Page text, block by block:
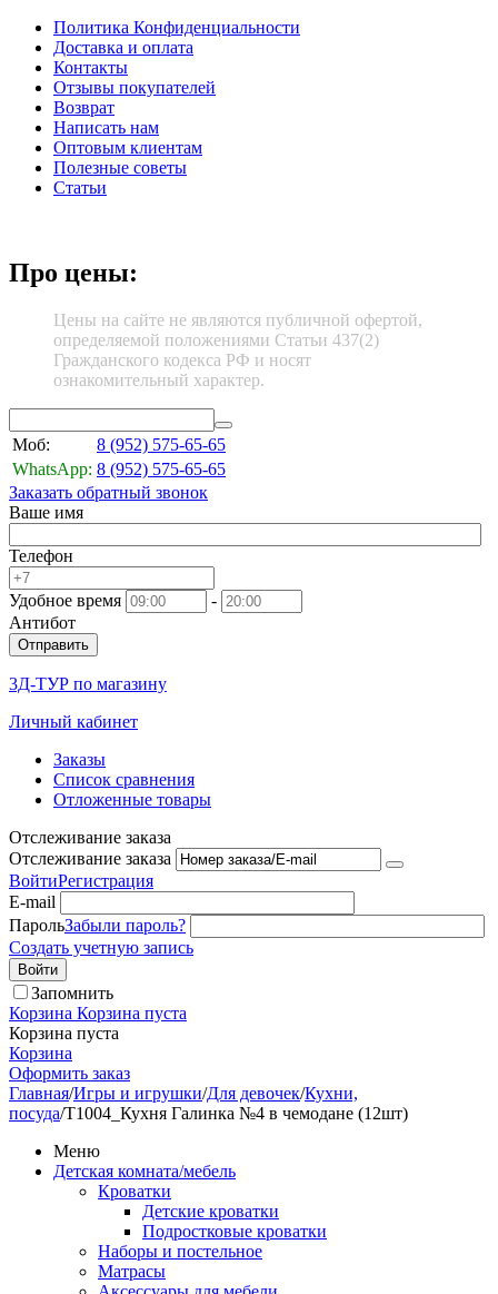
Политика Конфиденциальности
Доставка и оплата
Контакты
Отзывы покупателей
Возврат
Написать нам
Оптовым клиентам
Полезные советы
Статьи
Про цены:
Цены на сайте не являются публичной офертой,
определяемой положениями Статьи 437(2)
Гражданского кодекса РФ и носят
ознакомительный характер.
Моб: 8 (952) 575-65-65
WhatsApp: 8 (952) 575-65-65
Заказать обратный звонок
Ваше имя
Телефон
Удобное время
-
Антибот
Отправить
3Д-ТУР по магазину
Личный кабинет
Заказы
Список сравнения
Отложенные товары
Отслеживание заказа
Отслеживание заказа
ВойтиРегистрация
E-mail
ПарольЗабыли пароль?
Создать учетную запись
Войти
Запомнить
Корзина Корзина пуста
Корзина пуста
Корзина
Оформить заказ
Главная/Игры и игрушки/Для девочек/Кухни,
посуда/Т1004_Кухня Галинка №4 в чемодане (12шт)
Меню
Детская комната/мебель
Кроватки
Детские кроватки
Подростковые кроватки
Наборы и постельное
Матрасы